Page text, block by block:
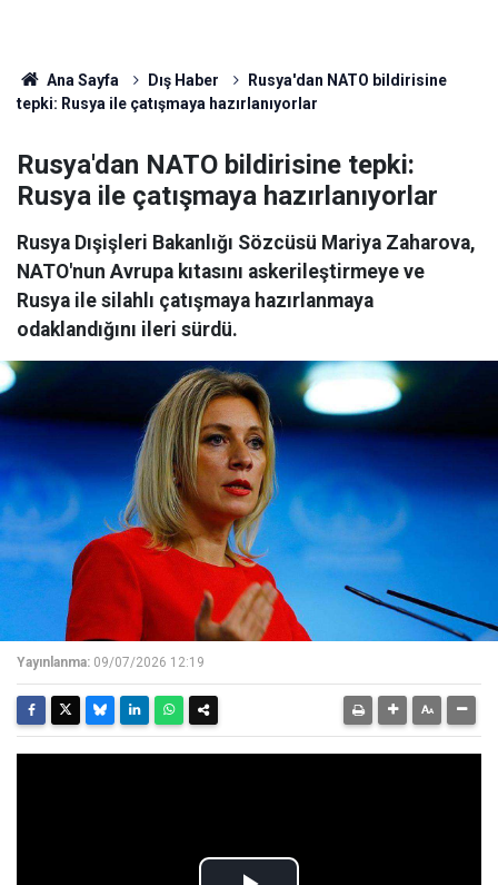
Ana Sayfa Dış Haber
Rusya'dan NATO bildirisine
tepki: Rusya ile çatışmaya hazırlanıyorlar
Rusya'dan NATO bildirisine tepki:
Rusya ile çatışmaya hazırlanıyorlar
Rusya Dışişleri Bakanlığı Sözcüsü Mariya Zaharova,
NATO'nun Avrupa kıtasını askerileştirmeye ve
Rusya ile silahlı çatışmaya hazırlanmaya
odaklandığını ileri sürdü.
Yayınlanma: 09/07/2026 12:19